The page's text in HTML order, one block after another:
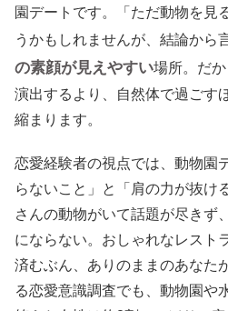
園デートです。「ただ動物を見
うかもしれませんが、結論から
の素顔が見えやすい場所。だ
演出するより、自然体で過ごす
縮まります。
恋愛経験者の視点では、動物園
らないこと」と「肩の力が抜け
さんの動物がいて話題が尽きず
にならない。おしゃれなレスト
済むぶん、ありのままのあなた
る恋愛意識調査でも、動物園や